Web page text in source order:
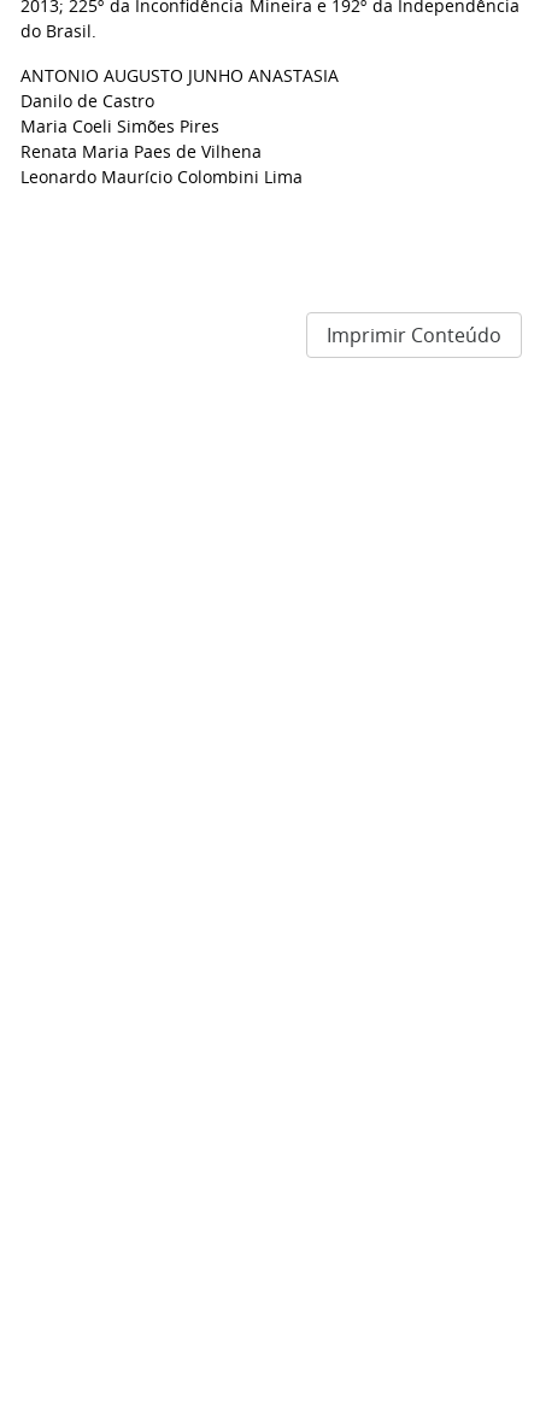
2013; 225º da Inconfidência Mineira e 192º da Independência
do Brasil.
ANTONIO AUGUSTO JUNHO ANASTASIA
Danilo de Castro
Maria Coeli Simões Pires
Renata Maria Paes de Vilhena
Leonardo Maurício Colombini Lima
Imprimir Conteúdo